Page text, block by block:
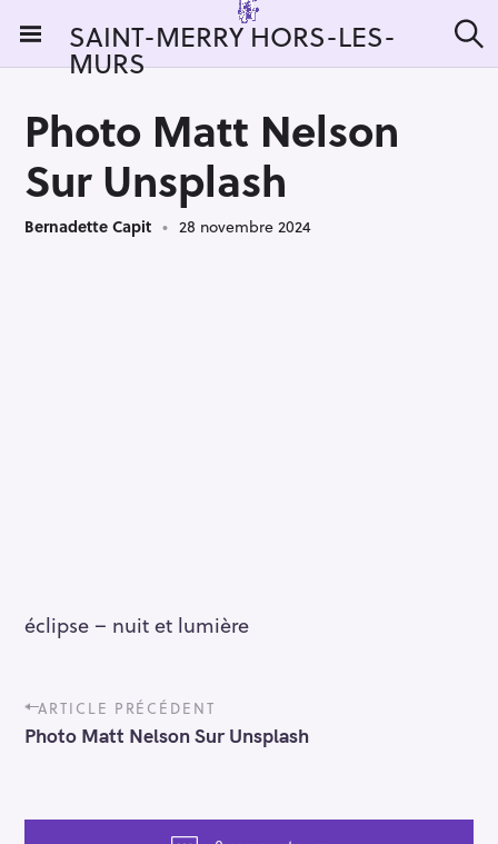
i
SAINT-MERRY HORS-LES-
MURS e
Photo Matt Nelson
Sur Unsplash
Bernadette Capit 28 novembre 2024
éclipse – nuit et lumière
P
o
s
a
ARTICLE PRÉCÉDENT
Photo Matt Nelson Sur Unsplash